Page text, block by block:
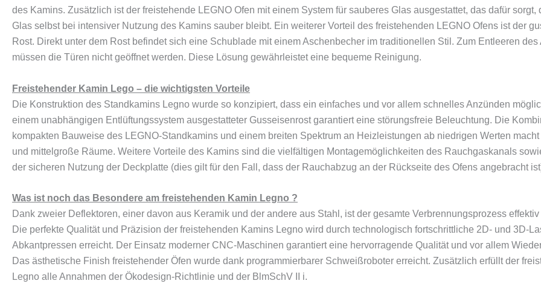
des Kamins. Zusätzlich ist der freistehende LEGNO Ofen mit einem System für sauberes Glas ausgestattet, das dafür sorgt,
Glas selbst bei intensiver Nutzung des Kamins sauber bleibt. Ein weiterer Vorteil des freistehenden LEGNO Ofens ist der
Rost. Direkt unter dem Rost befindet sich eine Schublade mit einem Aschenbecher im traditionellen Stil. Zum Entleeren
müssen die Türen nicht geöffnet werden. Diese Lösung gewährleistet eine bequeme Reinigung.
Freistehender Kamin Lego – die wichtigsten Vorteile
Die Konstruktion des Standkamins Legno wurde so konzipiert, dass ein einfaches und vor allem schnelles Anzünden
einem unabhängigen Entlüftungssystem ausgestatteter Gusseisenrost garantiert eine störungsfreie Beleuchtung. Die
kompakten Bauweise des LEGNO-Standkamins und einem breiten Spektrum an Heizleistungen ab niedrigen Werten
und mittelgroße Räume. Weitere Vorteile des Kamins sind die vielfältigen Montagemöglichkeiten des Rauchgaskanals
der sicheren Nutzung der Deckplatte (dies gilt für den Fall, dass der Rauchabzug an der Rückseite des Ofens angebracht
Was ist noch das Besondere am freistehenden Kamin Legno ?
Dank zweier Deflektoren, einer davon aus Keramik und der andere aus Stahl, ist der gesamte Verbrennungsprozess
Die perfekte Qualität und Präzision der freistehenden Kamins Legno wird durch technologisch fortschrittliche 2D- und 3D-
Abkantpressen erreicht. Der Einsatz moderner CNC-Maschinen garantiert eine hervorragende Qualität und vor allem
Das ästhetische Finish freistehender Öfen wurde dank programmierbarer Schweißroboter erreicht. Zusätzlich erfüllt der
Legno alle Annahmen der Ökodesign-Richtlinie und der BlmSchV II i.